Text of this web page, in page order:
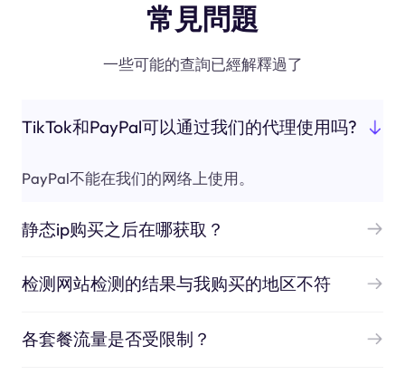
常見問題
一些可能的查詢已經解釋過了
TikTok和PayPal可以通过我们的代理使用吗?
PayPal不能在我们的网络上使用。
静态ip购买之后在哪获取？
检测网站检测的结果与我购买的地区不符
各套餐流量是否受限制？